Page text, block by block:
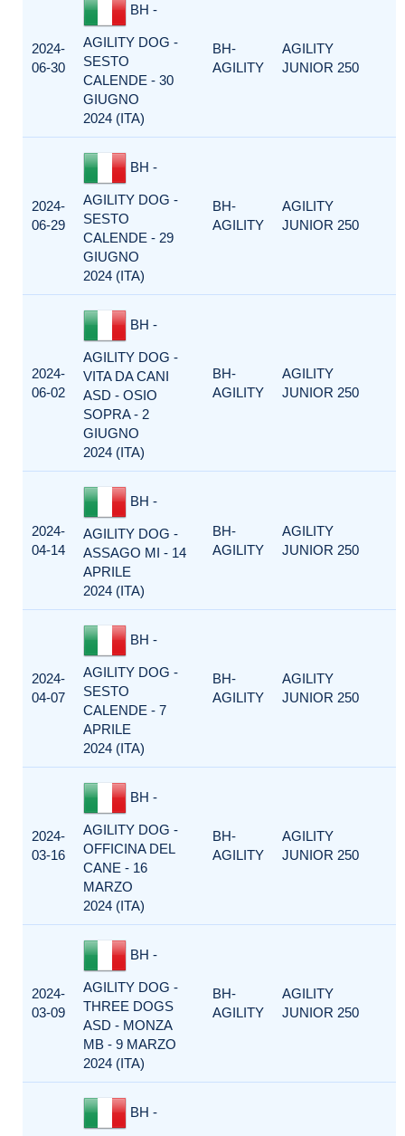
2024-
06-30
BH -
AGILITY DOG -
SESTO
CALENDE - 30
GIUGNO
2024 (ITA)
BH-
AGILITY
AGILITY
JUNIOR 250
2024-
06-29
BH -
AGILITY DOG -
SESTO
CALENDE - 29
GIUGNO
2024 (ITA)
BH-
AGILITY
AGILITY
JUNIOR 250
2024-
06-02
BH -
AGILITY DOG -
VITA DA CANI
ASD - OSIO
SOPRA - 2
GIUGNO
2024 (ITA)
BH-
AGILITY
AGILITY
JUNIOR 250
2024-
04-14
BH -
AGILITY DOG -
ASSAGO MI - 14
APRILE
2024 (ITA)
BH-
AGILITY
AGILITY
JUNIOR 250
2024-
04-07
BH -
AGILITY DOG -
SESTO
CALENDE - 7
APRILE
2024 (ITA)
BH-
AGILITY
AGILITY
JUNIOR 250
2024-
03-16
BH -
AGILITY DOG -
OFFICINA DEL
CANE - 16
MARZO
2024 (ITA)
BH-
AGILITY
AGILITY
JUNIOR 250
2024-
03-09
BH -
AGILITY DOG -
THREE DOGS
ASD - MONZA
MB - 9 MARZO
2024 (ITA)
BH-
AGILITY
AGILITY
JUNIOR 250
BH -